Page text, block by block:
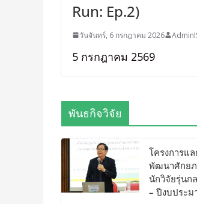
Run: Ep.2)
วันจันทร์, 6 กรกฎาคม 2026
5 กรกฎาคม 2569
พันธกิจวิจัย
โครงการแ
พัฒนาศักยภ
นักวิจัยรุ่นก
– ปีงบประ